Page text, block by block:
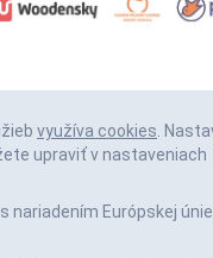
využíva cookies.
upraviť v nastaveniach
Európskej únie